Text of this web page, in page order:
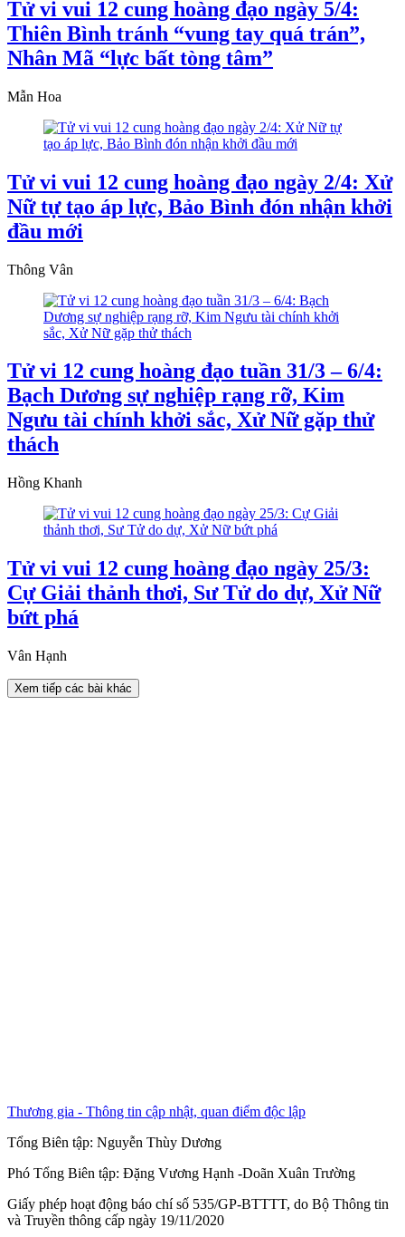
Tử vi vui 12 cung hoàng đạo ngày 5/4:
Thiên Bình tránh “vung tay quá trán”,
Nhân Mã “lực bất tòng tâm”
Mẫn Hoa
Tử vi vui 12 cung hoàng đạo ngày 2/4: Xử
Nữ tự tạo áp lực, Bảo Bình đón nhận khởi
đầu mới
Thông Vân
Tử vi 12 cung hoàng đạo tuần 31/3 – 6/4:
Bạch Dương sự nghiệp rạng rỡ, Kim
Ngưu tài chính khởi sắc, Xử Nữ gặp thử
thách
Hồng Khanh
Tử vi vui 12 cung hoàng đạo ngày 25/3:
Cự Giải thảnh thơi, Sư Tử do dự, Xử Nữ
bứt phá
Vân Hạnh
Xem tiếp các bài khác
Thương gia - Thông tin cập nhật, quan điểm độc lập
Tổng Biên tập: Nguyễn Thùy Dương
Phó Tổng Biên tập: Đặng Vương Hạnh -Doãn Xuân Trường
Giấy phép hoạt động báo chí số 535/GP-BTTTT, do Bộ Thông tin
và Truyền thông cấp ngày 19/11/2020